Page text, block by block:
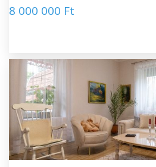
8 000 000 Ft